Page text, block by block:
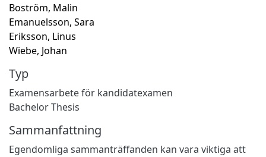
Boström, Malin
Emanuelsson, Sara
Eriksson, Linus
Wiebe, Johan
Typ
Examensarbete för kandidatexamen
Bachelor Thesis
Sammanfattning
Egendomliga sammanträffanden kan vara viktiga att